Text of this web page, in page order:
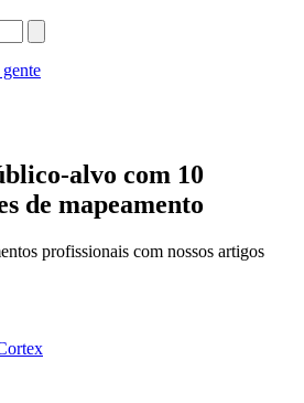
alvo com 10
de mapeamento
profissionais com nossos artigos